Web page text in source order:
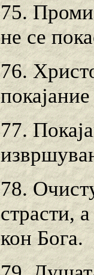
75.
не се
76.
77.
78.
страсти,
кон Бога.